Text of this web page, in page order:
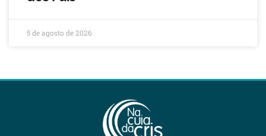
5 de agosto de 2026